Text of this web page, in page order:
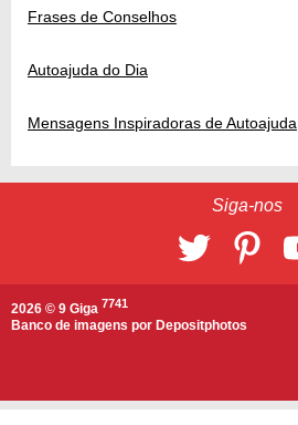
Frases de Conselhos
Autoajuda do Dia
Mensagens Inspiradoras de Autoajuda
Siga-nos
2026 © 9 Giga 7741
Banco de imagens por Depositphotos